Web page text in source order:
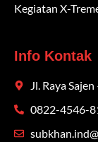
Kegiatan X-
Info Kontak
Jl. Raya
0822-4546-